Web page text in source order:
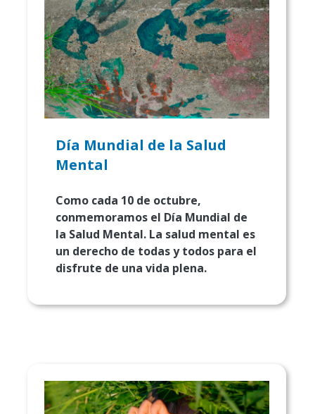
Día Mundial de la Salud
Mental
Como cada 10 de octubre,
conmemoramos el Día Mundial de
la Salud Mental. La salud mental es
un derecho de todas y todos para el
disfrute de una vida plena.